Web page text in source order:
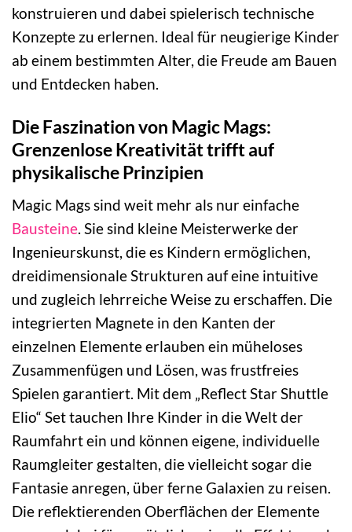
konstruieren und dabei spielerisch technische
Konzepte zu erlernen. Ideal für neugierige Kinder
ab einem bestimmten Alter, die Freude am Bauen
und Entdecken haben.
Die Faszination von Magic Mags:
Grenzenlose Kreativität trifft auf
physikalische Prinzipien
Magic Mags sind weit mehr als nur einfache
Bausteine . Sie sind kleine Meisterwerke der
Ingenieurskunst, die es Kindern ermöglichen,
dreidimensionale Strukturen auf eine intuitive
und zugleich lehrreiche Weise zu erschaffen. Die
integrierten Magnete in den Kanten der
einzelnen Elemente erlauben ein müheloses
Zusammenfügen und Lösen, was frustfreies
Spielen garantiert. Mit dem „Reflect Star Shuttle
Elio“ Set tauchen Ihre Kinder in die Welt der
Raumfahrt ein und können eigene, individuelle
Raumgleiter gestalten, die vielleicht sogar die
Fantasie anregen, über ferne Galaxien zu reisen.
Die reflektierenden Oberflächen der Elemente